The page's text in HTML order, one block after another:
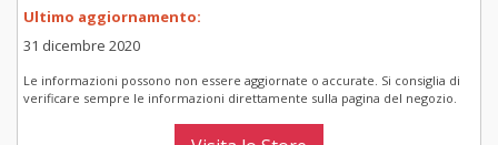
Ultimo aggiornamento:
31 dicembre 2020
Le informazioni possono non essere aggiornate o accurate. Si consiglia di
verificare sempre le informazioni direttamente sulla pagina del negozio.